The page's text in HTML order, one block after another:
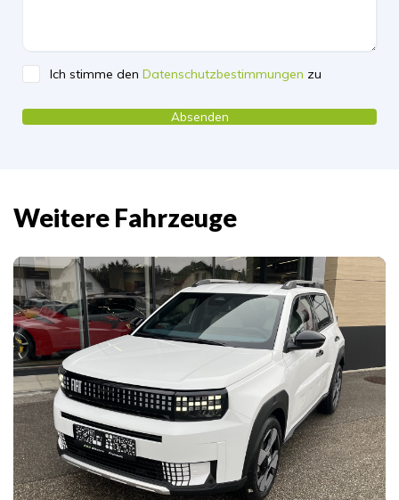
Please leave this field empty.
Ich stimme den Datenschutzbestimmungen zu
Weitere Fahrzeuge